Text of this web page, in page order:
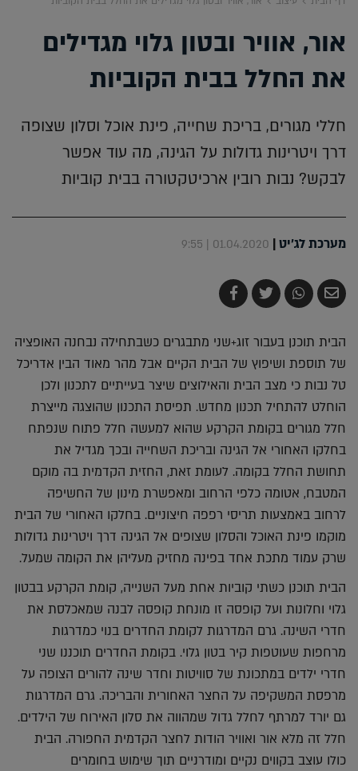
אור, אוויר ובטון גלוי מגדילים
את החלל בבית הקוביות
חללי מגורים, בריכת שחייה, פינת אוכל וסלון שצופה
דרך ויטרינות גדולות על הגינה, מה עוד אפשר
לבקש? נבות רובין ארכיטקטורה בבית קוביות
מערכת לג'יט|
01.04.2020 | 9:55
שלח
בדואר
שתף
ב-
צייץ
ב-
שתף
ב-
הבית תוכנן בעבור זוג+שני מתבגרים כשבתחילה נבחנה האופציה
של תוספת ושיפוץ של הבית הקיים אבל מהר מאוד הבין אדריכל
טל נבות כי מצב הבית והאילוצים שיצר בעייתיים לתכנון ולכן
הוחלט להתחיל תכנון מחדש. תפיסת התכנון שהוצגה מייצרת
חלל מגורים בקומת הקרקע שהוא למעשה חלל פתוח שנפתח
בחלקו האחורי אל הגינה ובריכת השחייה ובכך מגדיל את
תחושת החלל בקומה. לעומת זאת, החזית הקדמית בה מוקם
המטבח, אטומה כלפי הרחוב ומאפשרת מינון של החשיפה
לרחוב באמצעות תריסי רפפה חיצוניים. בחלקו האחורי של הבית
מוקמו פינת האוכל והסלון שצופים אל הגינה דרך ויטרינות גדולות
שרק עמוד מתכת אחד בפינה מחזיק מעליהן את הקומה שמעל.
הבית תוכנן כשתי קוביות אחת מעל השנייה, קומת הקרקע בבטון
גלוי וחלונות ועל קופסה זו מונחת קופסה לבנה שמאכלסת את
חדרי השינה. גרם המדרגות לקומת החדרים בנוי כמדרגות
מרחפות שעוטפות קיר בטון גלוי. בקומת החדרים תוכננו שני
חדרי ילדים במתכונת של סוויטות וחדר שינה להורים הצופה על
מרפסת המשקיפה על החצר האחורית והבריכה. גרם המדרגות
גם יורד למרתף לחלל גדול שמהווה את סלון האירוח של הילדים.
חלל זה מלא אור ואוויר הודות לחצר הקדמית החפורה. הבית
כולו עוצב בקווים נקיים ומודרניים תוך שימוש בחומרים